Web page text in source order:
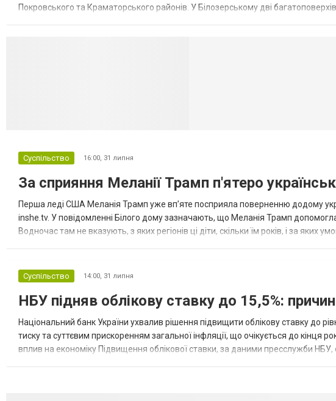
Покровського та Краматорського районів. У Білозерському дві
Суспільство 16:00, 31 липня
За сприяння Меланії Трамп п'ятеро
Перша леді США Меланія Трамп уже впʼяте посприяла поверненню додому
inshe.tv. У повідомленні Білого дому зазначають, що Меланія Трамп допомогла
Водночас там не вказують, з яких регіонів ці діти, скільки їм років, і за
Суспільство 14:00, 31 липня
НБУ підняв облікову ставку до 15,5%:
Національний банк України ухвалив рішення підвищити облікову ставку до
тиску та суттєвим прискоренням загальної інфляції, що очікується до кінця
вплив на економіку Підвищення облікової ставки, за даними пресслужби